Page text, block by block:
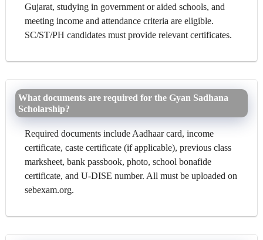
Gujarat, studying in government or aided schools, and
meeting income and attendance criteria are eligible.
SC/ST/PH candidates must provide relevant certificates.
What documents are required for the Gyan Sadhana
Scholarship?
Required documents include Aadhaar card, income
certificate, caste certificate (if applicable), previous class
marksheet, bank passbook, photo, school bonafide
certificate, and U-DISE number. All must be uploaded on
sebexam.org.